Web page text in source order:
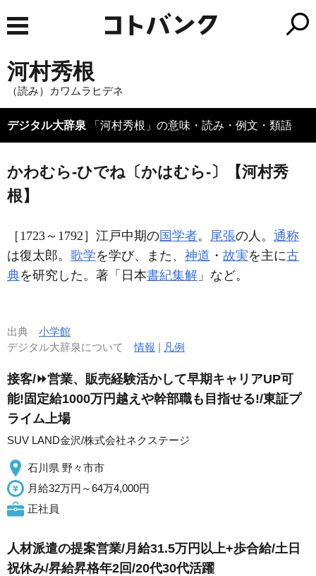
河村秀根
（読み）カワムラヒデネ
デジタル大辞泉 「河村秀根」の意味・読み・例文・類語
かわむら‐ひでね〔かはむら‐〕【河村秀
根】
［1723～1792］江戸中期の国学者。 尾張の人。 通称
は復太郎。 歌学を学び、また、 神道 ・ 故実を主に古
典を研究した。著「日本書紀集解 」など。
出典 小学館
デジタル大辞泉について情報 | 凡例
接客/⏩️営業、販売経験活かして早期キャリアUP可
能!固定給1000万円越えや幹部職も目指せる!/東証プ
ライム上場
SUV LAND金沢/株式会社ネクステージ
石川県 野々市市
月給32万円～64万4,000円
正社員
人材派遣の提案営業/月給31.5万円以上+歩合給/土日
祝休み/昇給昇格年2回/20代30代活躍